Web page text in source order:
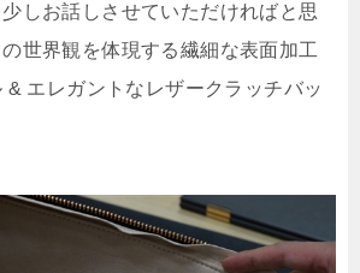
しお話しさせていただければと思
世界観を体現する繊細な表面加工
& エレガントなレザークラッチバッ